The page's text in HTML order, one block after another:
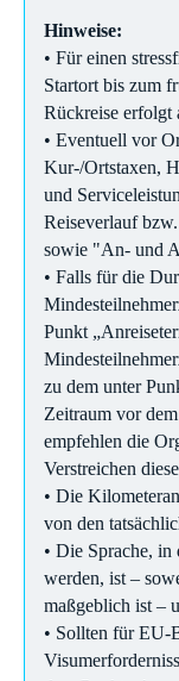
Hinweise:
• Für einen
Startort bis zum
Rückreise erfolgt
• Eventuell vor
Kur-/Ortstaxen,
und
Reiseverlauf
sowie "An- und
• Falls für die
Punkt
zu dem unter
Zeitraum vor
empfehlen die
Verstreichen
• Die
von den
• Die Sprache, in
werden, ist –
maßgeblich ist –
• Sollten für EU-